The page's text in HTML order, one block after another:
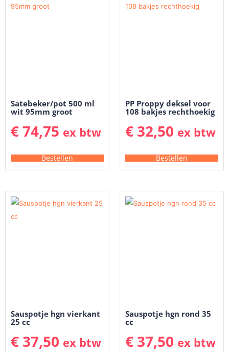
Satebeker/pot 500 ml
wit 95mm groot
€74,75 ex btw
Bestellen
PP Proppy deksel voor
108 bakjes rechthoekig
€ 32,50 ex btw
Bestellen
Sauspotje hgn vierkant
25 cc
€ 37,50 ex btw
Sauspotje hgn rond 35
cc
€ 37,50 ex btw